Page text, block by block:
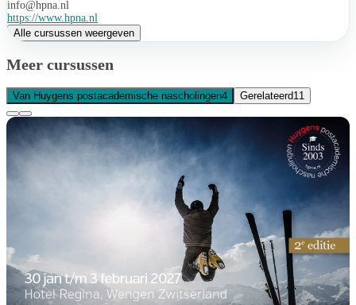
info@hpna.nl
https://www.hpna.nl
Alle cursussen weergeven
Meer cursussen
Van Huygens postacademische nascholingen4 Gerelateerd11